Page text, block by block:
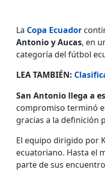
La Copa Ecuador
Antonio y Aucas, en
categoría del fútbol
LEA TAMBIÉN:
San Antonio llega a
compromiso terminó
gracias a la definición
El equipo dirigido por
ecuatoriano. Hasta el
parte de sus